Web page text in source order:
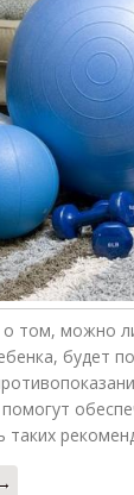
том, можно
будет
таких